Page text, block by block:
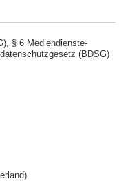
§ 6 Mediendienste-
(BDSG)